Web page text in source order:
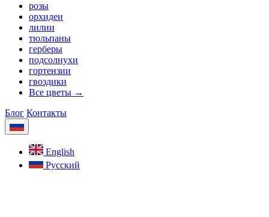
розы
орхидеи
лилии
тюльпаны
герберы
подсолнухи
гортензии
гвоздики
Все цветы →
Блог Контакты
English
Русский